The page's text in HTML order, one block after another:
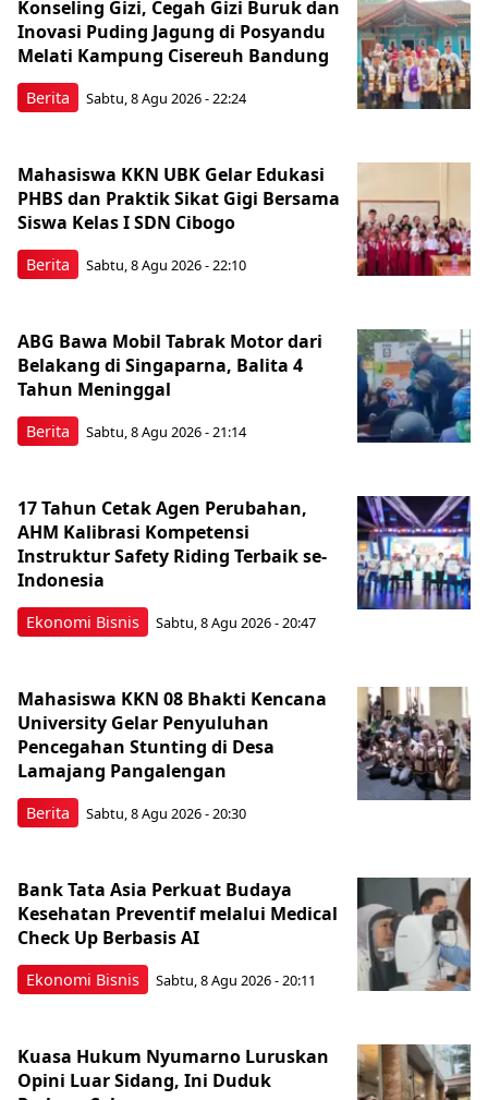
Berita
Konseling Gizi, Cegah Gizi Buruk dan
Inovasi Puding Jagung di Posyandu
Melati Kampung Cisereuh Bandung
Sabtu, 8 Agu 2026 - 22:24
Berita
Mahasiswa KKN UBK Gelar Edukasi
PHBS dan Praktik Sikat Gigi Bersama
Siswa Kelas I SDN Cibogo
Sabtu, 8 Agu 2026 - 22:10
Berita
ABG Bawa Mobil Tabrak Motor dari
Belakang di Singaparna, Balita 4
Tahun Meninggal
Sabtu, 8 Agu 2026 - 21:14
Ekonomi Bisnis
17 Tahun Cetak Agen Perubahan,
AHM Kalibrasi Kompetensi
Instruktur Safety Riding Terbaik se-
Indonesia
Sabtu, 8 Agu 2026 - 20:47
Berita
Mahasiswa KKN 08 Bhakti Kencana
University Gelar Penyuluhan
Pencegahan Stunting di Desa
Lamajang Pangalengan
Sabtu, 8 Agu 2026 - 20:30
Ekonomi Bisnis
Bank Tata Asia Perkuat Budaya
Kesehatan Preventif melalui Medical
Check Up Berbasis AI
Sabtu, 8 Agu 2026 - 20:11
Kuasa Hukum Nyumarno Luruskan
Opini Luar Sidang, Ini Duduk